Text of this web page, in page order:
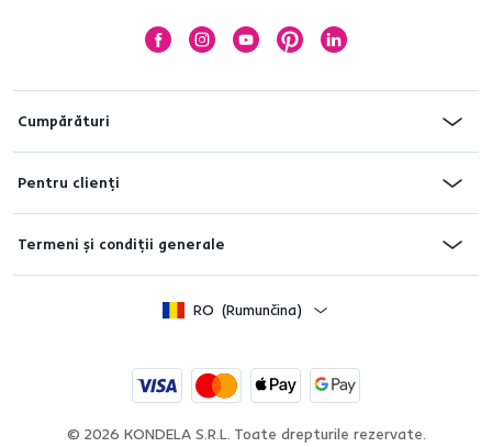
Cumpărături
Pentru clienți
Termeni și condiții generale
RO (Rumunčina)
© 2026 KONDELA S.R.L. Toate drepturile rezervate.